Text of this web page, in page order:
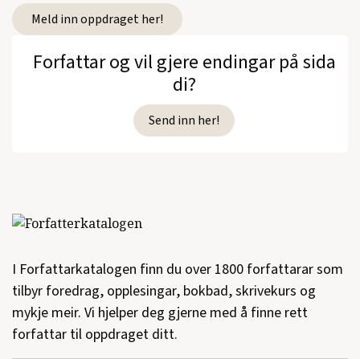
Meld inn oppdraget her!
Forfattar og vil gjere endingar på sida
di?
Send inn her!
I Forfattarkatalogen finn du over 1800 forfattarar som
tilbyr foredrag, opplesingar, bokbad, skrivekurs og
mykje meir. Vi hjelper deg gjerne med å finne rett
forfattar til oppdraget ditt.